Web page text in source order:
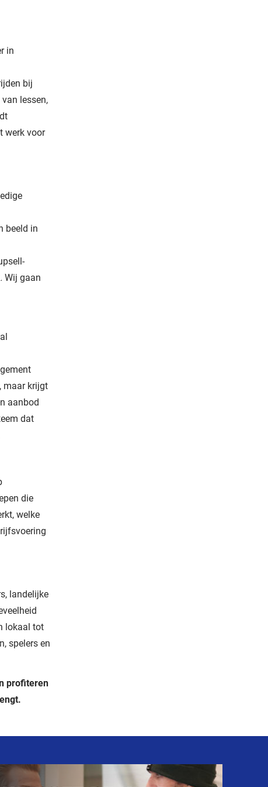
in
bij
lessen,
werk voor
beeld in
Wij gaan
maar krijgt
aanbod
dat
die
welke
landelijke
lokaal tot
spelers en
profiteren